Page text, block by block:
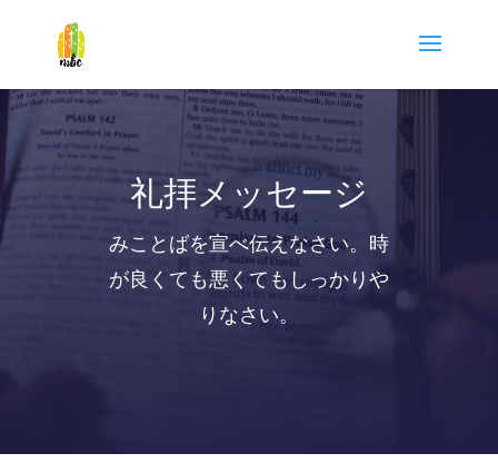
礼拝メッセージ
みことばを宣べ伝えなさい。時
が良くても悪くてもしっかりや
りなさい。